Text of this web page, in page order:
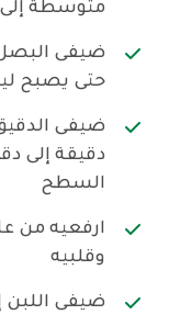
متوسطة
ضيفى البصل
حتى يصبح
ضيفى
دقيقة إلى
السطح
ارفعيه من
وقلبيه
ضيفى اللبن